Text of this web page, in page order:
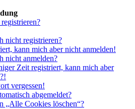
nicht registrieren?
kann mich aber nicht anmelden!
nicht anmelden?
Zeit registriert, kann mich aber
vergessen!
abgemeldet?
„Alle Cookies löschen“?